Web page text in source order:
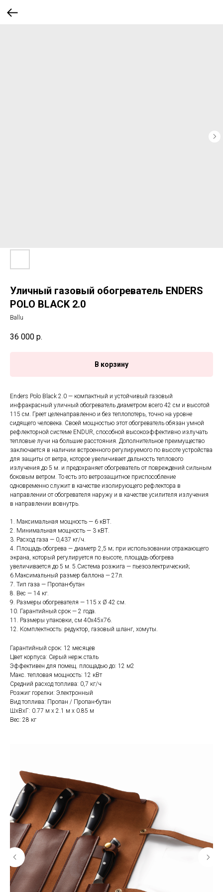
Уличный газовый обогреватель ENDERS
POLO BLACK 2.0
Ballu
36 000 р.
В корзину
Enders Polo Black 2.0 — компактный и устойчивый газовый
инфракрасный уличный обогреватель диаметром всего 42 см и высотой
115 см. Греет целенаправленно и без теплопотерь, точно на уровне
сидящего человека. Своей мощностью этот обогреватель обязан умной
рефлекторной системе ENDUR, способной высокоэффективно излучать
тепловые лучи на большие расстояния. Дополнительное преимущество
заключается в наличии встроенного регулируемого по высоте устройства
для защиты от ветра, которое увеличивает дальность теплового
излучения до 5 м. и предохраняет обогреватель от повреждений сильным
боковым ветром. То есть это ветрозащитное приспособление
одновременно служит в качестве изолирующего рефлектора в
направлении от обогревателя наружу и в качестве усилителя излучения
в направлении вовнутрь.
1. Максимальная мощность — 6 кВТ.
2. Минимальная мощность — 3 кВТ.
3. Расход газа — 0,437 кг/ч.
4. Площадь обогрева — диаметр 2,5 м; при использовании отражающего
экрана, который регулируется по высоте, площадь обогрева
увеличивается до 5 м. 5.Система розжига — пьезоэлектрический;
6.Максимальный размер баллона — 27л.
7. Тип газа — Пропан-бутан
8. Вес — 14 кг.
9. Размеры обогревателя — 115 x Ø 42 см.
10. Гарантийный срок — 2 года.
11. Размеры упаковки, см 40х45х76.
12. Комплектность: редуктор, газовый шланг, хомуты.
Гарантийный срок: 12 месяцев
Цвет корпуса: Серый нерж.сталь
Эффективен для помещ. площадью до: 12 м2
Макс. тепловая мощность: 12 кВт
Средний расход топлива: 0,7 кг/ч
Розжиг горелки: Электронный
Вид топлива: Пропан / Пропан-бутан
ШхВхГ: 0.77 м х 2.1 м х 0.85 м
Вес: 28 кг